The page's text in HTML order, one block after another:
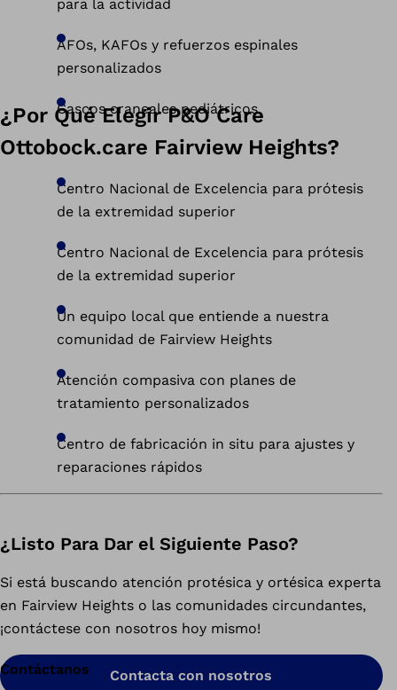
para la actividad
AFOs, KAFOs y refuerzos espinales
personalizados
Cascos craneales pediátricos
¿Por Qué Elegir P&O Care
Ottobock.care Fairview Heights?
Centro Nacional de Excelencia para prótesis
de la extremidad superior
Centro Nacional de Excelencia para prótesis
de la extremidad superior
Un equipo local que entiende a nuestra
comunidad de Fairview Heights
Atención compasiva con planes de
tratamiento personalizados
Centro de fabricación in situ para ajustes y
reparaciones rápidos
¿Listo Para Dar el Siguiente Paso?
Si está buscando atención protésica y ortésica experta
en Fairview Heights o las comunidades circundantes,
¡contáctese con nosotros hoy mismo!
Contacta con nosotros
Contáctanos